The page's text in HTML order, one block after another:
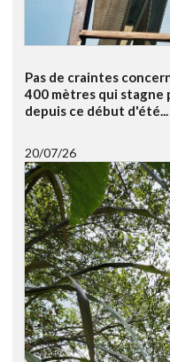
Pas de craintes
400 mètres qui stagne
depuis ce début d'été...
20/07/26